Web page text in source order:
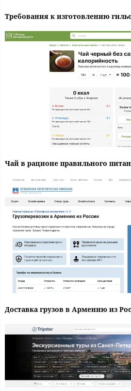
Требования к изготовлению
Чай в рационе правильного
Доставка грузов в Армению из